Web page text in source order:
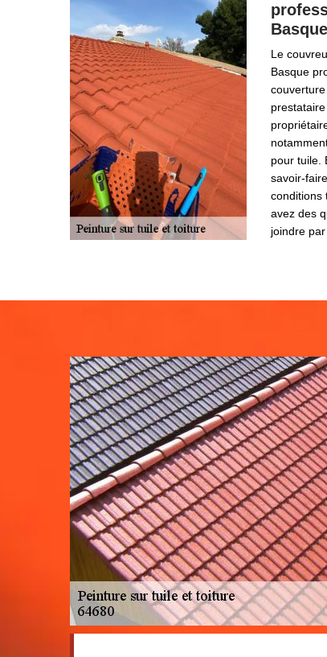
Basque
Le
Basque
pour tuile.
savoir-
conditions
avez des
joindre